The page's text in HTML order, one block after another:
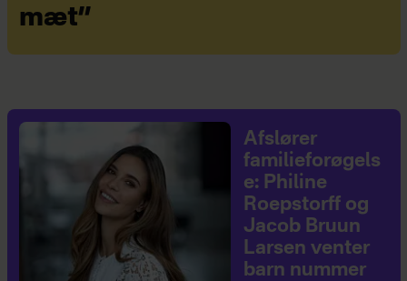
mæt”
Afslører
familieforøgels
e: Philine
Roepstorff og
Jacob Bruun
Larsen venter
barn nummer